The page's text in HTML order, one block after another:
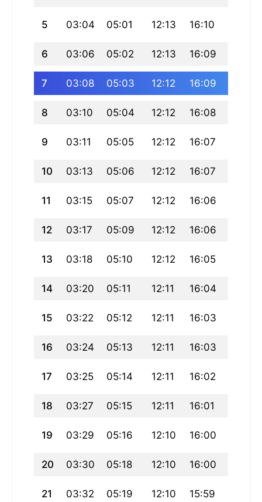
5 03:04 05:01 12:13 16:10
6 03:06 05:02 12:13 16:09
7 03:08 05:03 12:12 16:09
8 03:10 05:04 12:12 16:08
9 03:11 05:05 12:12 16:07
10 03:13 05:06 12:12 16:07
11 03:15 05:07 12:12 16:06
12 03:17 05:09 12:12 16:06
13 03:18 05:10 12:12 16:05
14 03:20 05:11 12:11 16:04
15 03:22 05:12 12:11 16:03
16 03:24 05:13 12:11 16:03
17 03:25 05:14 12:11 16:02
18 03:27 05:15 12:11 16:01
19 03:29 05:16 12:10 16:00
20 03:30 05:18 12:10 16:00
21 03:32 05:19 12:10 15:59